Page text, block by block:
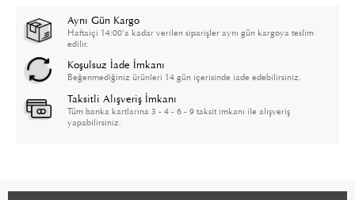
Aynı Gün Kargo
Haftaiçi 14:00'a kadar verilen siparişler aynı gün kargoya teslim
edilir.
Koşulsuz İade İmkanı
Beğenmediğiniz ürünleri 14 gün içerisinde iade edebilirsiniz.
Taksitli Alışveriş İmkanı
Tüm banka kartlarına 3 - 4 - 6 - 9 taksit imkanı ile alışveriş
yapabilirsiniz.